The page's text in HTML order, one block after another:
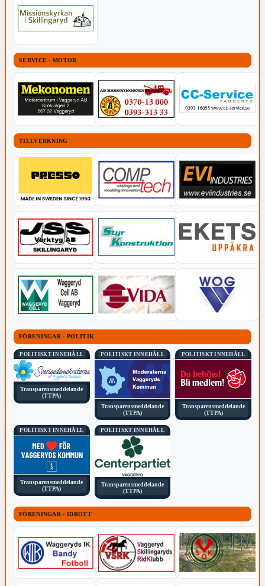
SERVICE - MOTOR
TILLVERKNING
FÖRENINGAR - POLITIK
POLITISKT INNEHÅLL
Transparensmeddelande
(TTPA)
POLITISKT INNEHÅLL
Transparensmeddelande
(TTPA)
POLITISKT INNEHÅLL
Transparensmeddelande
(TTPA)
POLITISKT INNEHÅLL
Transparensmeddelande
(TTPA)
POLITISKT INNEHÅLL
Transparensmeddelande
(TTPA)
FÖRENINGAR - IDROTT